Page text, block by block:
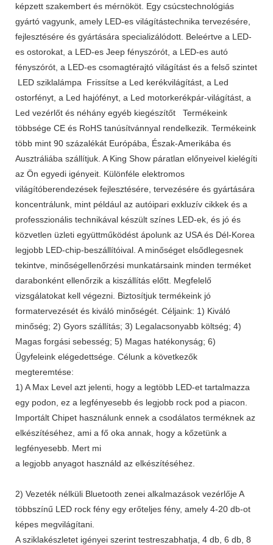
képzett szakembert és mérnököt. Egy csúcstechnológiás
gyártó vagyunk, amely LED-es világítástechnika tervezésére,
fejlesztésére és gyártására specializálódott. Beleértve a LED-
es ostorokat, a LED-es Jeep fényszórót, a LED-es autó
fényszórót, a LED-es csomagtérajtó világítást és a felső szintet
LED sziklalámpa Frissítse a Led kerékvilágítást, a Led
ostorfényt, a Led hajófényt, a Led motorkerékpár-világítást, a
Led vezérlőt és néhány egyéb kiegészítőt Termékeink
többsége CE és RoHS tanúsítvánnyal rendelkezik. Termékeink
több mint 90 százalékát Európába, Észak-Amerikába és
Ausztráliába szállítjuk. A King Show páratlan előnyeivel kielégíti
az Ön egyedi igényeit. Különféle elektromos
világítóberendezések fejlesztésére, tervezésére és gyártására
koncentrálunk, mint például az autóipari exkluzív cikkek és a
professzionális technikával készült színes LED-ek, és jó és
közvetlen üzleti együttműködést ápolunk az USA és Dél-Korea
legjobb LED-chip-beszállítóival. A minőséget elsődlegesnek
tekintve, minőségellenőrzési munkatársaink minden terméket
darabonként ellenőrzik a kiszállítás előtt. Megfelelő
vizsgálatokat kell végezni. Biztosítjuk termékeink jó
formatervezését és kiváló minőségét. Céljaink: 1) Kiváló
minőség; 2) Gyors szállítás; 3) Legalacsonyabb költség; 4)
Magas forgási sebesség; 5) Magas hatékonyság; 6)
Ügyfeleink elégedettsége. Célunk a következők
megteremtése:
1) A Max Level azt jelenti, hogy a legtöbb LED-et tartalmazza
egy podon, ez a legfényesebb és legjobb rock pod a piacon.
Importált Chipet használunk ennek a csodálatos terméknek az
elkészítéséhez, ami a fő oka annak, hogy a kőzetünk a
legfényesebb. Mert mi
a legjobb anyagot használd az elkészítéséhez.
2) Vezeték nélküli Bluetooth zenei alkalmazások vezérlője A
többszínű LED rock fény egy erőteljes fény, amely 4-20 db-ot
képes megvilágítani.
A sziklakészletet igényei szerint testreszabhatja, 4 db, 6 db, 8